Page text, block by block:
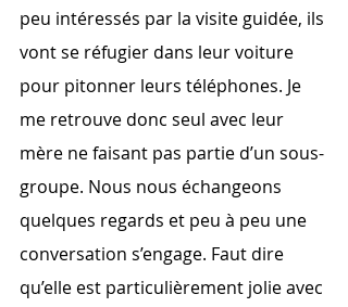
peu intéressés par la visite guidée, ils
vont se réfugier dans leur voiture
pour pitonner leurs téléphones. Je
me retrouve donc seul avec leur
mère ne faisant pas partie d’un sous-
groupe. Nous nous échangeons
quelques regards et peu à peu une
conversation s’engage. Faut dire
qu’elle est particulièrement jolie avec